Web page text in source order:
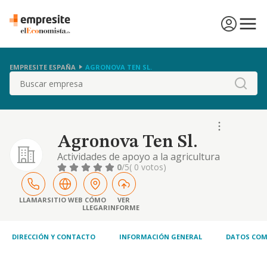
EMPRESITE ESPAÑA AGRONOVA TEN SL.
Buscar
Agronova Ten Sl.
Actividades de apoyo a la agricultura
0/5( 0 votos)
LLAMARSITIO WEB CÓMO
LLEGAR
VER
INFORME
DIRECCIÓN Y CONTACTO INFORMACIÓN GENERAL DATOS